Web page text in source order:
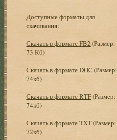
Доступные форматы для
скачивания:
Скачать в формате FB2 (Размер:
73 Кб)
Скачать в формате DOC (Размер:
74кб)
Скачать в формате RTF(Размер:
74кб)
Скачать в формате TXT(Размер:
72кб)